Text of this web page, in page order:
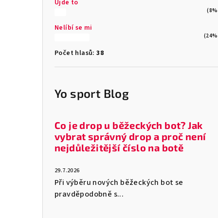
Ujde to
Nelíbí se mi
Počet hlasů:38
Yo sport Blog
Co je drop u běžeckých bot? Jak
vybrat správný drop a proč není
nejdůležitější číslo na botě
29.7.2026
Při výběru nových běžeckých bot se
pravděpodobně s...